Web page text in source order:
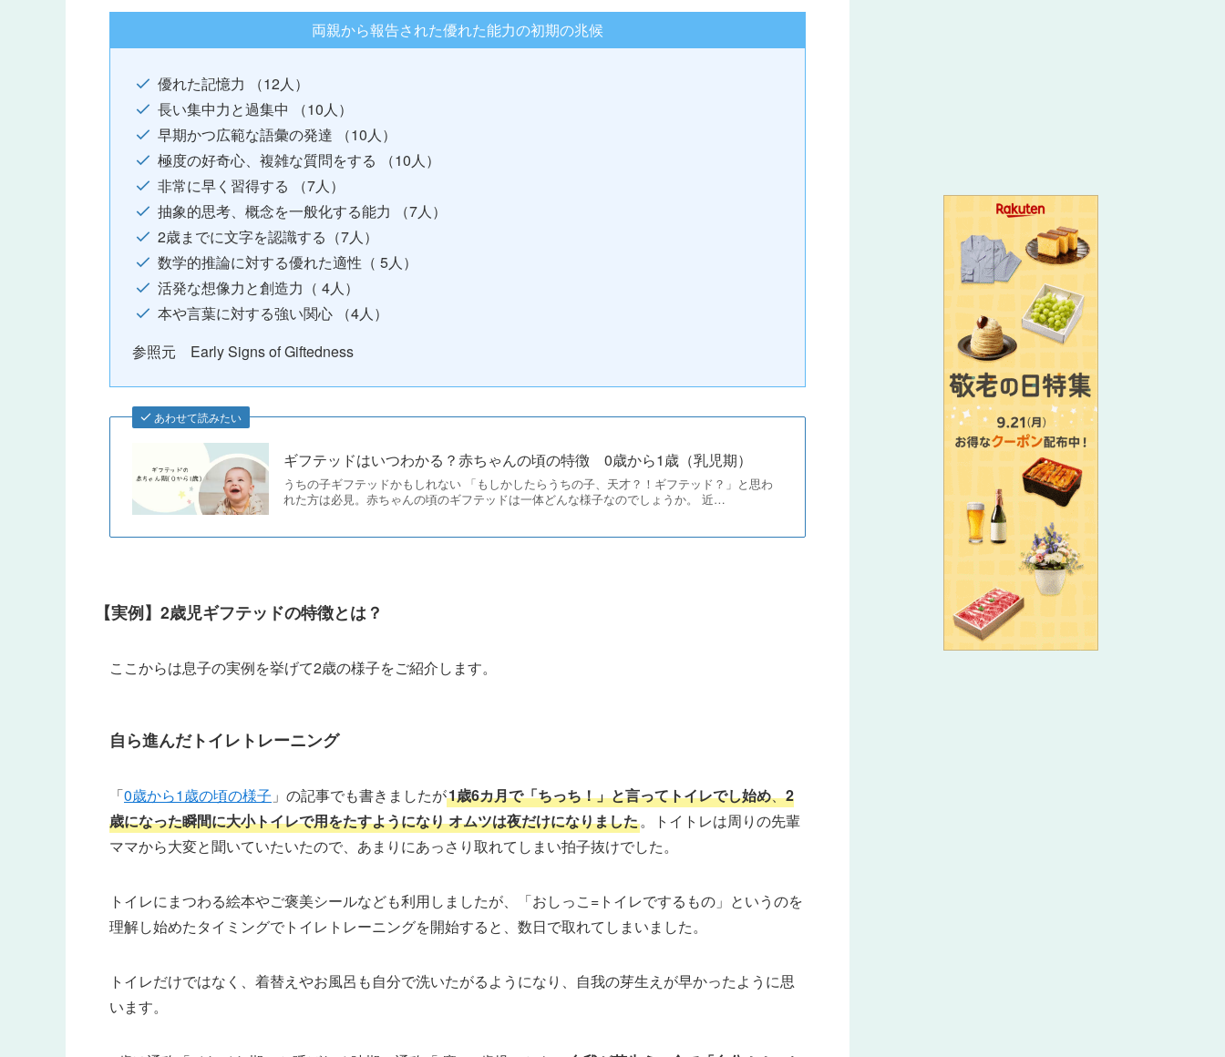
両親から報告された優れた能力の初期の兆候
優れた記憶力 （12人）
長い集中力と過集中 （10人）
早期かつ広範な語彙の発達 （10人）
極度の好奇心、複雑な質問をする （10人）
非常に早く習得する （7人）
抽象的思考、概念を一般化する能力 （7人）
2歳までに文字を認識する（7人）
数学的推論に対する優れた適性（ 5人）
活発な想像力と創造力（ 4人）
本や言葉に対する強い関心 （4人）
参照元 Early Signs of Giftedness
あわせて読みたい
ギフテッドはいつわかる？赤ちゃんの頃の特徴 0歳から1歳（乳児期）
うちの子ギフテッドかもしれない 「もしかしたらうちの子、天才？！ギフテッド？」と思わ
れた方は必見。赤ちゃんの頃のギフテッドは一体どんな様子なのでしょうか。 近…
【実例】2歳児ギフテッドの特徴とは？
ここからは息子の実例を挙げて2歳の様子をご紹介します。
自ら進んだトイレトレーニング
「0歳から1歳の頃の様子 」の記事でも書きましたが1歳6カ月で「ちっち！」と言ってトイレでし始め、2
歳になった瞬間に大小トイレで用をたすようになりオムツは夜だけになりました。トイトレは周りの先輩
ママから大変と聞いていたいたので、あまりにあっさり取れてしまい拍子抜けでした。
トイレにまつわる絵本やご褒美シールなども利用しましたが、「おしっこ=トイレでするもの」というのを
理解し始めたタイミングでトイレトレーニングを開始すると、数日で取れてしまいました。
トイレだけではなく、着替えやお風呂も自分で洗いたがるようになり、自我の芽生えが早かったように思
います。